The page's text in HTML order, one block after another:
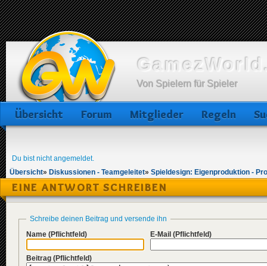
Von Spielern für Spieler
Übersicht Forum Mitglieder Regeln
Du bist nicht angemeldet.
Übersicht» Diskussionen - Teamgeleitet» Spieldesign: Eigenproduktion -
EINE ANTWORT SCHREIBEN
Schreibe deinen Beitrag und versende ihn
Name (Pflichtfeld) E-Mail (Pflichtfeld)
Beitrag (Pflichtfeld)